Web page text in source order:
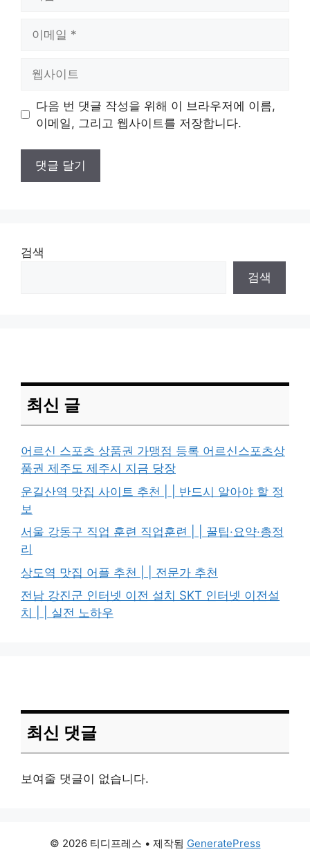
트
다음 번 댓글 작성을 위해 이 브라우저에 이름,
이메일, 그리고 웹사이트를 저장합니다.
검색
검색
최신 글
어르신 스포츠 상품권 가맹점 등록 어르신스포츠상
품권 제주도 제주시 지금 당장
운길산역 맛집 사이트 추천 | | 반드시 알아야 할 정
보
서울 강동구 직업 훈련 직업훈련 | | 꿀팁·요약·총정
리
상도역 맛집 어플 추천 | | 전문가 추천
전남 강진군 인터넷 이전 설치 SKT 인터넷 이전설
치 | | 실전 노하우
최신 댓글
보여줄 댓글이 없습니다.
© 2026 티디프레스 • 제작됨 GeneratePress